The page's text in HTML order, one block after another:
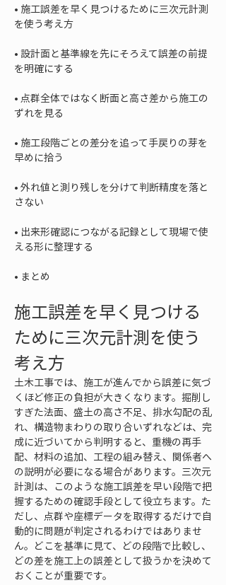
• 施工誤差を早く見つけるために三次元計測
• 設計面と基準線を先にそろえて誤差の前提
• 点群全体ではなく断面と高さ差から施工の
• 施工段階ごとの差分を追って手戻りの芽を
• 外れ値と測り残しを分けて判断精度を落と
• 出来形確認につながる記録として現場で使
• まとめ
施工誤差を早く見つける
ために三次元計測を使う
考え方
土木工事では、施工が進んでから誤差に気づ
くほど修正の負担が大きくなります。掘削し
すぎた法面、盛土の高さ不足、排水勾配の乱
れ、構造物まわりの取り合いずれなどは、完
成に近づいてから判明すると、重機の再手
配、材料の追加、工程の組み替え、関係者へ
の説明が必要になる場合があります。三次元
計測は、このような施工誤差を早い段階で把
握するための確認手段として役立ちます。た
だし、点群や座標データを取得するだけで自
動的に問題が判定されるわけではありませ
ん。どこを基準に見て、どの段階で比較し、
どの差を施工上の誤差として扱うかを決めて
おくことが重要です。